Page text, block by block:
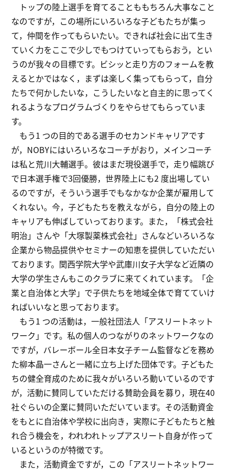
トップの陸上選手を育てることももちろん大事なこと
なのですが，この場所にいろいろな子どもたちが集っ
て，仲間を作ってもらいたい。できれば社会に出て生き
ていく力をここで少しでもつけていってもらおう，とい
うのが我々の目標です。ビシッと走り方のフォームを教
えるとかではなく，まずは楽しく集ってもらって，自分
たちで何かしたいな，こうしたいなと自主的に思ってく
れるようなプログラムづくりをやらせてもらっていま
す。
もう1 つの目的である選手のセカンドキャリアです
が，NOBYにはいろいろなコーチがおり，メインコーチ
は私と荒川大輔選手。彼はまだ現役選手で，走り幅跳び
で日本選手権で3回優勝，世界陸上にも2 度出場してい
るのですが，そういう選手でもなかなか企業が雇用して
くれない。今，子どもたちを教えながら，自分の陸上の
キャリアも伸ばしていっております。また，「株式会社
明治」さんや「大塚製薬株式会社」さんなどいろいろな
企業から物品提供やセミナーの知恵を提供していただい
ております。関西学院大学や武庫川女子大学など近隣の
大学の学生さんもこのクラブに来てくれています。「企
業と自治体と大学」で子供たちを地域全体で育てていけ
ればいいなと思っております。
もう1 つの活動は，一般社団法人「アスリートネット
ワーク」です。私の個人のつながりのネットワークなの
ですが，バレーボール全日本女子チーム監督などを務め
た柳本晶一さんと一緒に立ち上げた団体です。子どもた
ちの健全育成のために我々がいろいろ動いているのです
が，活動に賛同していただける賛助会員を募り，現在40
社ぐらいの企業に賛同いただいています。その活動資金
をもとに自治体や学校に出向き，実際に子どもたちと触
れ合う機会を，われわれトップアスリート自身が作って
いるというのが特徴です。
また，活動資金ですが，この「アスリートネットワー